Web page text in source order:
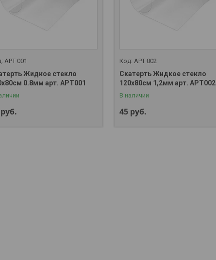
АРТ 001
Жидкое стекло
0.8мм арт. APT001
руб.
АРТ 002
Скатерть Жидкое стекло
120x80см 1,2мм арт. APT002
В наличии
45 руб.